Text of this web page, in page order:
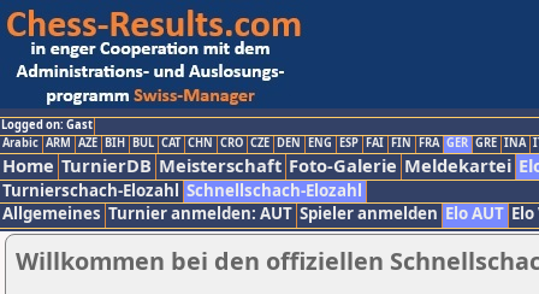
Logged on: Gast
Arabic ARM AZE BIH BUL CAT CHN CRO CZE DEN ENG ESP FAI FIN FRA GER GRE INA
Home TurnierDB Meisterschaft Foto-Galerie Meldekartei
Turnierschach-Elozahl Schnellschach-Elozahl
Allgemeines Turnier anmelden: AUT Spieler anmelden Elo AUT
Willkommen bei den offiziellen